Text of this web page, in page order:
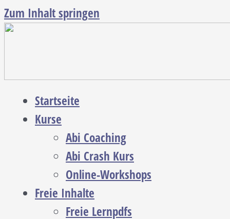
Zum Inhalt springen
Startseite
Kurse
Abi Coaching
Abi Crash Kurs
Online-Workshops
Freie Inhalte
Freie Lernpdfs